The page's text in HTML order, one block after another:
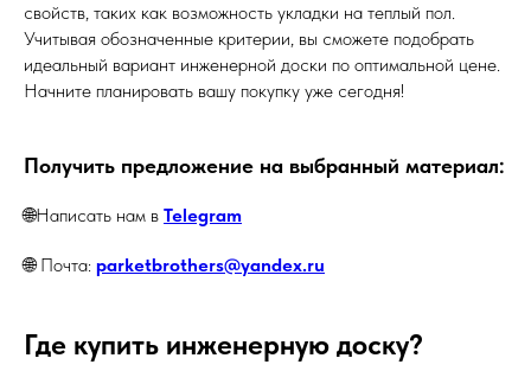
свойств, таких как возможность укладки на теплый пол.
Учитывая обозначенные критерии, вы сможете подобрать
идеальный вариант инженерной доски по оптимальной цене.
Начните планировать вашу покупку уже сегодня!
Получить предложение на выбранный материал:
🌐Написать нам в Telegram
🌐 Почта: parketbrothers@yandex.ru
Где купить инженерную доску?